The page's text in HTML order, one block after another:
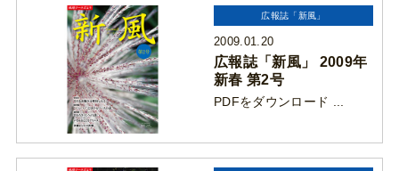
広報誌「新風」
2009.01.20
広報誌「新風」 2009年
新春 第2号
PDFをダウンロード ...